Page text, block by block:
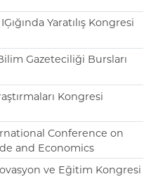
Yaratılış Kongresi
Gazeteciliği Bursları
Kongresi
Conference on
and Economics
ve Eğitim Kongresi